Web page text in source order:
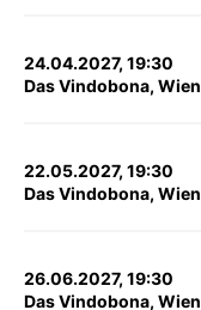
24.04.2027, 19:30
Das Vindobona, Wien
22.05.2027, 19:30
Das Vindobona, Wien
26.06.2027, 19:30
Das Vindobona, Wien